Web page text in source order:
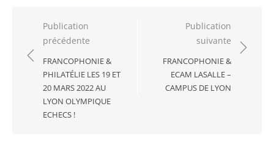
Navigation
l’article
Publication
précédente
FRANCOPHONIE &
PHILATÉLIE LES 19 ET
20 MARS 2022 AU
LYON OLYMPIQUE
ECHECS !
Publication
suivante
FRANCOPHONIE &
ECAM LASALLE –
CAMPUS DE LYON